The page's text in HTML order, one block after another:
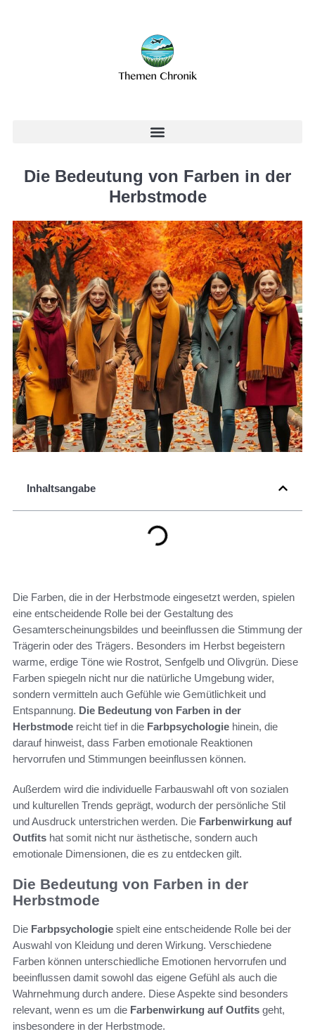
Die Bedeutung von Farben in der
Herbstmode
Inhaltsangabe
Die Farben, die in der Herbstmode eingesetzt werden, spielen
eine entscheidende Rolle bei der Gestaltung des
Gesamterscheinungsbildes und beeinflussen die Stimmung der
Trägerin oder des Trägers. Besonders im Herbst begeistern
warme, erdige Töne wie Rostrot, Senfgelb und Olivgrün. Diese
Farben spiegeln nicht nur die natürliche Umgebung wider,
sondern vermitteln auch Gefühle wie Gemütlichkeit und
Entspannung. Die Bedeutung von Farben in der
Herbstmode reicht tief in die Farbpsychologie hinein, die
darauf hinweist, dass Farben emotionale Reaktionen
hervorrufen und Stimmungen beeinflussen können.
Außerdem wird die individuelle Farbauswahl oft von sozialen
und kulturellen Trends geprägt, wodurch der persönliche Stil
und Ausdruck unterstrichen werden. Die Farbenwirkung auf
Outfits hat somit nicht nur ästhetische, sondern auch
emotionale Dimensionen, die es zu entdecken gilt.
Die Bedeutung von Farben in der
Herbstmode
Die Farbpsychologie spielt eine entscheidende Rolle bei der
Auswahl von Kleidung und deren Wirkung. Verschiedene
Farben können unterschiedliche Emotionen hervorrufen und
beeinflussen damit sowohl das eigene Gefühl als auch die
Wahrnehmung durch andere. Diese Aspekte sind besonders
relevant, wenn es um die Farbenwirkung auf Outfits geht,
insbesondere in der Herbstmode.